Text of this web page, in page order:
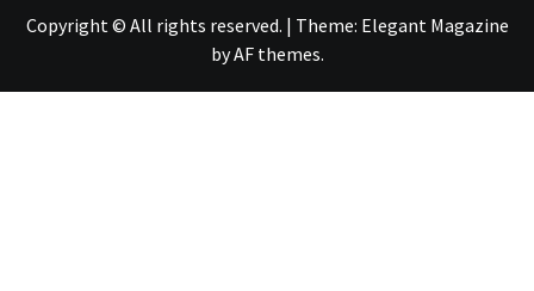
Copyright © All rights reserved. | Theme: Elegant Magazine
byAF themes.